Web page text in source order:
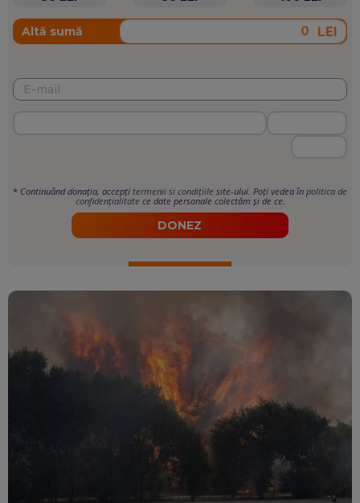
Altă sumă LEI
* Continuând donația, accepți termenii si condițiile site-ului. Poți vedea în politica de
confidențialitate ce date personale colectăm și de ce.
DONEZ